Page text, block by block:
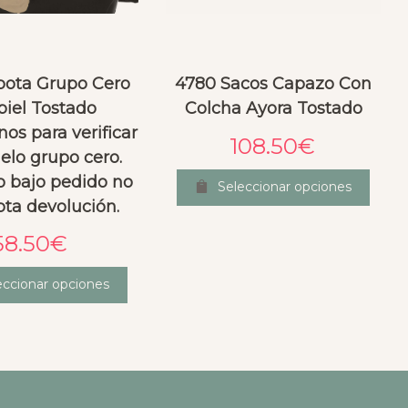
Grupo Cero
Tostado
para verificar
grupo cero.
bajo pedido no
devolución.
€
opciones
4780 Sacos Capazo Con
Colcha Ayora Tostado
108.50€
Seleccionar opciones